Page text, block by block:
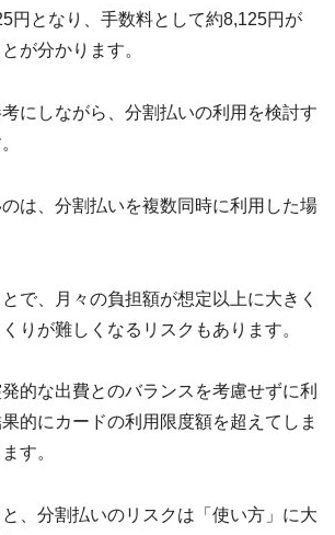
円となり、手数料として約8,125円が
が分かります。
にしながら、分割払いの利用を検討す
は、分割払いを複数同時に利用した場
で、月々の負担額が想定以上に大きく
りが難しくなるリスクもあります。
的な出費とのバランスを考慮せずに利
的にカードの利用限度額を超えてしま
す。
、分割払いのリスクは「使い方」に大